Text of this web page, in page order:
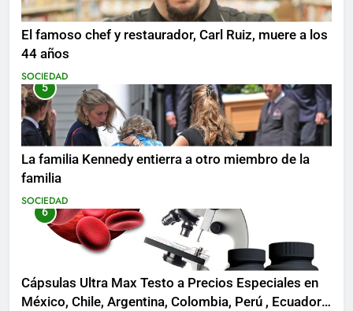
El famoso chef y restaurador, Carl Ruiz, muere a los
44 años
SOCIEDAD
5
La familia Kennedy entierra a otro miembro de la
familia
SOCIEDAD
6
Cápsulas Ultra Max Testo a Precios Especiales en
México, Chile, Argentina, Colombia, Perú , Ecuador,